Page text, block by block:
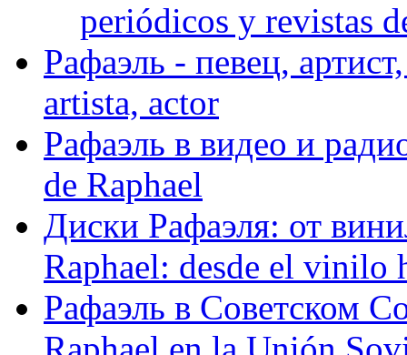
periódicos y revistas
Рафаэль - певец,
artista, actor
Рафаэль в видео и
de Raphael
Диски Рафаэля: от
Raphael: desde el vinilo
Рафаэль в Советском